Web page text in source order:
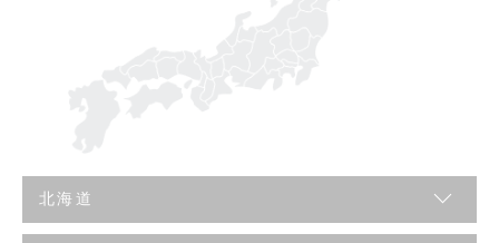
北海道